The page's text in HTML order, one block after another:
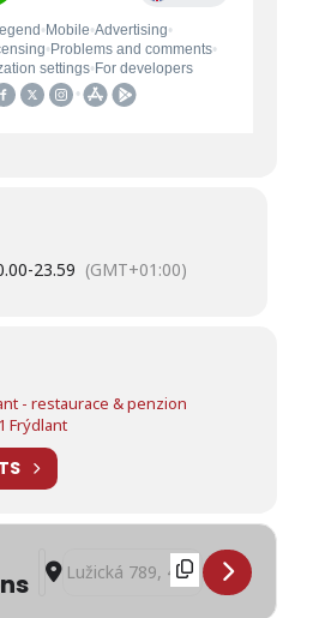
-23.59 (GMT+01:00)
- restaurace & penzion
Frýdlant
Address - Zabijačkové hody a živá
Destination Address -